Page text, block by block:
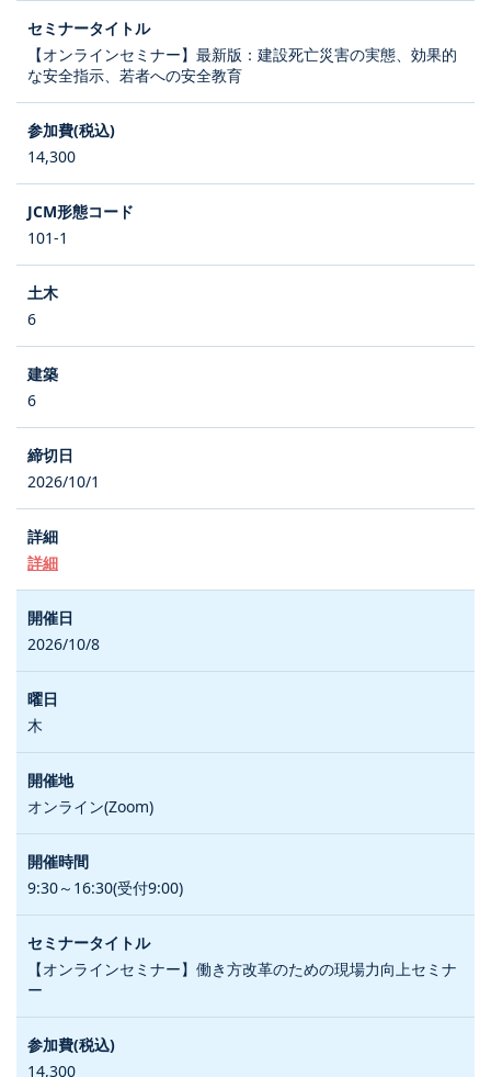
【オンラインセミナー】最新版：建設死亡災害の実態、効果的
な安全指示、若者への安全教育
14,300
101-1
6
6
2026/10/1
詳細
2026/10/8
木
オンライン(Zoom)
9:30～16:30(受付9:00)
【オンラインセミナー】働き方改革のための現場力向上セミナ
ー
14,300